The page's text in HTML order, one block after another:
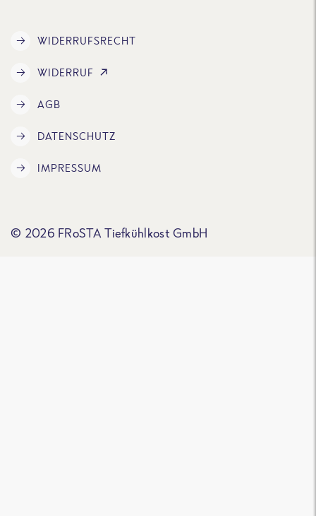
WIDERRUFSRECHT
WIDERRUF
AGB
DATENSCHUTZ
IMPRESSUM
© 2026 FRoSTA Tiefkühlkost GmbH